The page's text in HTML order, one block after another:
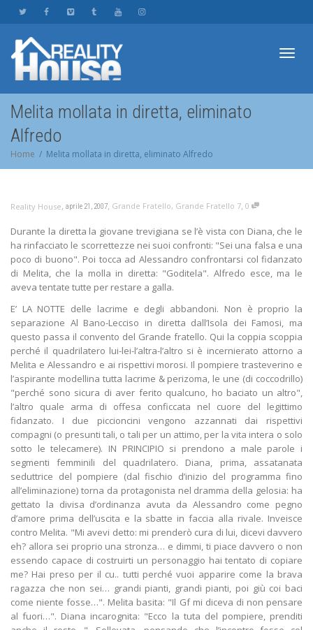
Melita mollata in diretta, eliminato
Alfredo
Home Melita mollata in diretta, eliminato Alfredo
Reality House, aprile 21, 2007, Grande Fratello, Grande Fratello 7, 0
Durante la diretta la giovane trevigiana se l’è vista con Diana, che le
ha rinfacciato le scorrettezze nei suoi confronti: "Sei una falsa e una
poco di buono". Poi tocca ad Alessandro confrontarsi col fidanzato
di Melita, che la molla in diretta: "Goditela". Alfredo esce, ma le
aveva tentate tutte per restare a galla.
E’ LA NOTTE delle lacrime e degli abbandoni. Non è proprio la
separazione Al Bano-Lecciso in diretta dall’Isola dei Famosi, ma
questo passa il convento del Grande fratello. Qui la coppia scoppia
perché il quadrilatero lui-lei-l’altra-l’altro si è incernierato attorno a
Melita e Alessandro e ai rispettivi morosi. Il pompiere trasteverino e
l’aspirante modellina tutta lacrime & perizoma, le une (di coccodrillo)
"perché sono sicura di aver ferito qualcuno, ho baciato un altro",
l’altro quale arma di offesa conficcata nel cuore del legittimo
fidanzato. I due piccioncini vengono azzannati dai rispettivi
compagni (o presunti tali, o tali per un attimo, per la vita intera o solo
sotto le telecamere). IN PRINCIPIO si prendono a male parole i
segmenti femminili del quadrilatero. Diana, prima, assatanata
seduttrice del pompiere (dal fischio d’inizio del programma fino
all’eliminazione) torna da protagonista nel dramma della gelosia: ha
gettato la divisa d’ordinanza avuta da Alessandro come pegno
d’amore prima dell’uscita e la sbatte in faccia alla rivale. Inveisce
contro Melita. "Mi avevi detto: mi prenderò cura di lui, dicevi davvero
eh? allora sei proprio una stronza… e dimmi, ti piace davvero o non
essendo capace di costruirti un personaggio hai tentato di copiare
me? Hai preso per il cu.. tutti perché vuoi apparire come la brava
ragazza che non sei… grandi pianti, grandi pianti, poi giù coi baci
come niente fosse…". Melita basita: "Il Gf mi diceva di non pensare
al fuori…". Diana incarognita: "Ecco la tuta del pompiere, prenditi